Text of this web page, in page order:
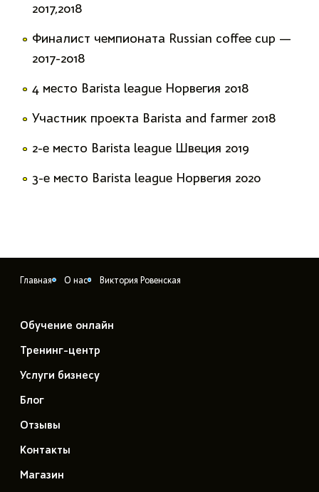
2017,2018
Финалист чемпионата Russian coffee cup —
2017-2018
4 место Barista league Норвегия 2018
Участник проекта Barista and farmer 2018
2-e место Barista league Швеция 2019
3-е место Barista league Норвегия 2020
Главная О нас Виктория Ровенская
Обучение онлайн
Тренинг-центр
Услуги бизнесу
Блог
Отзывы
Контакты
Магазин